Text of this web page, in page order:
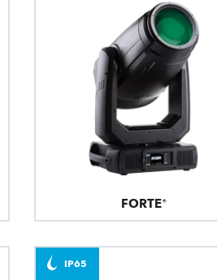
FORTE®
IP65